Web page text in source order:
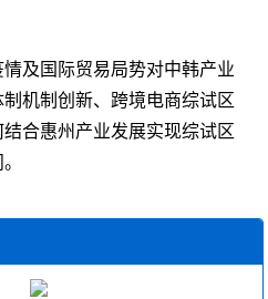
及国际贸易局势对中韩产业
机制创新、跨境电商综试区
合惠州产业发展实现综试区